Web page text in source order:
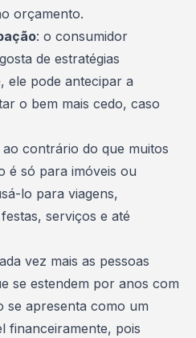
orçamento.
: o consumidor
de estratégias
ele pode antecipar a
o bem mais cedo, caso
ao contrário do que muitos
é só para imóveis ou
lo para viagens,
serviços e até
vez mais as pessoas
se estendem por anos com
se apresenta como um
financeiramente, pois